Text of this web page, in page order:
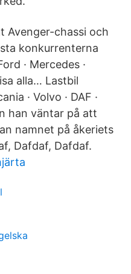
Avenger-chassi och
konkurrenterna
· Mercedes ·
alla… Lastbil
· Volvo · DAF ·
han väntar på att
namnet på åkeriets
Dafdaf, Dafdaf.